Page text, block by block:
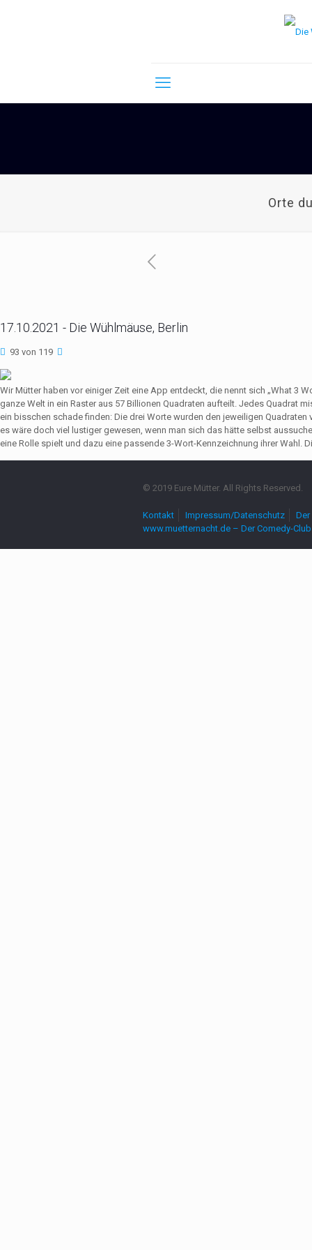
Orte
17.10.2021 - Die Wühlmäuse, Berlin
93 von 119
Wir Mütter haben vor einiger Zeit eine App entdeckt, die nennt sich „What 3
ganze Welt in ein Raster aus 57 Billionen Quadraten aufteilt. Jedes Quadrat
ein bisschen schade finden: Die drei Worte wurden den jeweiligen
es wäre doch viel lustiger gewesen, wenn man sich das hätte selbst
eine Rolle spielt und dazu eine passende 3-Wort-Kennzeichnung ihrer Wahl.
© 2019 Eure Mütter. All Rights Reserved.
Kontakt Impressum/Datenschutz
www.muetternacht.de – Der Comedy-Club